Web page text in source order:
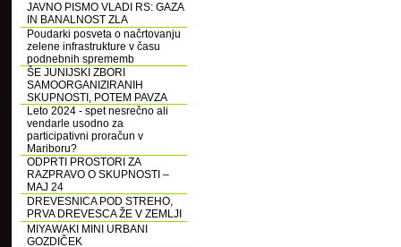
JAVNO PISMO VLADI RS: GAZA
IN BANALNOST ZLA
Poudarki posveta o načrtovanju
zelene infrastrukture v času
podnebnih sprememb
ŠE JUNIJSKI ZBORI
SAMOORGANIZIRANIH
SKUPNOSTI, POTEM PAVZA
Leto 2024 - spet nesrečno ali
vendarle usodno za
participativni proračun v
Mariboru?
ODPRTI PROSTORI ZA
RAZPRAVO O SKUPNOSTI –
MAJ 24
DREVESNICA POD STREHO,
PRVA DREVESCA ŽE V ZEMLJI
MIYAWAKI MINI URBANI
GOZDIČEK